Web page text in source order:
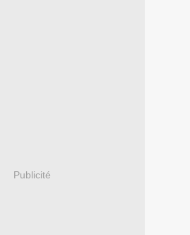
Publicité